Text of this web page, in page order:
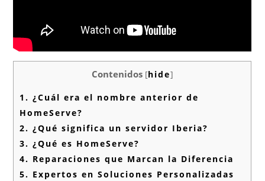
Contenidos [hide]
1. ¿Cuál era el nombre anterior de
HomeServe?
2. ¿Qué significa un servidor Iberia?
3. ¿Qué es HomeServe?
4. Reparaciones que Marcan la Diferencia
5. Expertos en Soluciones Personalizadas